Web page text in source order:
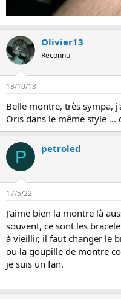
Olivier13
Reconnu
18/10/13
Belle montre, très sympa,
Oris dans le même style
P petroled
17/5/22
J'aime bien la montre là
souvent, ce sont les
à vieillir, il faut changer le
ou la goupille de montre
je suis un fan.